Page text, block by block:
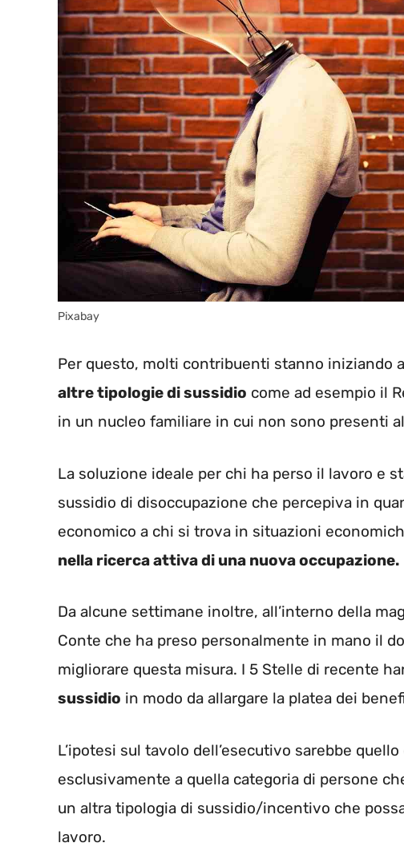
Pixabay
Per questo, molti contribuenti stanno iniziando
altre tipologie di sussidio come ad esempio il
in un nucleo familiare in cui non sono presenti
La soluzione ideale per chi ha perso il lavoro e
sussidio di disoccupazione che percepiva in
economico a chi si trova in situazioni
nella ricerca attiva di una nuova occupazione.
Da alcune settimane inoltre, all’interno della
Conte che ha preso personalmente in mano il
migliorare questa misura. I 5 Stelle di recente
sussidio in modo da allargare la platea dei
L’ipotesi sul tavolo dell’esecutivo sarebbe
esclusivamente a quella categoria di persone
un altra tipologia di sussidio/incentivo che
lavoro.